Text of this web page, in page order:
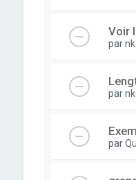
Voir
par
par
par